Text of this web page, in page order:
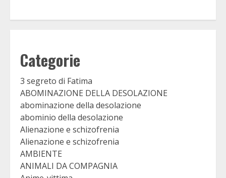
Categorie
3 segreto di Fatima
ABOMINAZIONE DELLA DESOLAZIONE
abominazione della desolazione
abominio della desolazione
Alienazione e schizofrenia
Alienazione e schizofrenia
AMBIENTE
ANIMALI DA COMPAGNIA